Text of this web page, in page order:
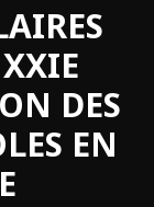
DES
EN